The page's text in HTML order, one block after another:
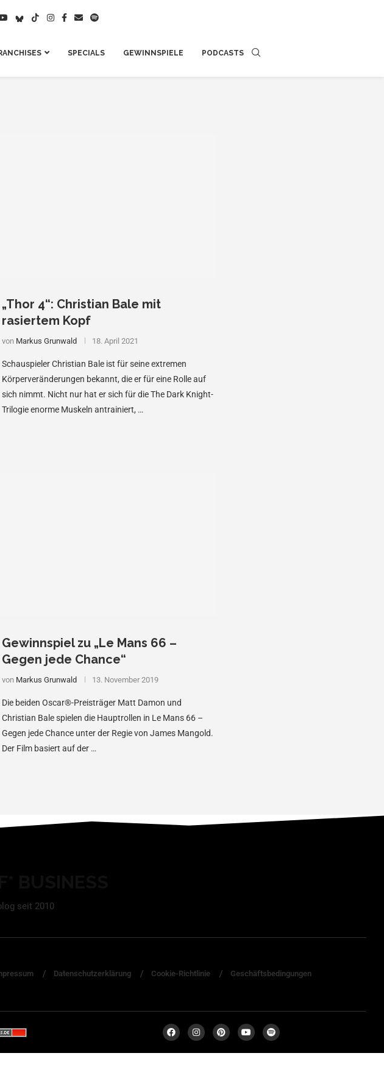
SPECIALS GEWINNSPIELE PODCASTS
„Thor 4“: Christian Bale mit
rasiertem Kopf
von Markus Grunwald 18. April 2021
Schauspieler Christian Bale ist für seine extremen
Körperveränderungen bekannt, die er für eine Rolle auf
sich nimmt. Nicht nur hat er sich für die The Dark Knight-
Trilogie enorme Muskeln antrainiert, …
Gewinnspiel zu „Le Mans 66 –
Gegen jede Chance“
von Markus Grunwald 13. November 2019
Die beiden Oscar®-Preisträger Matt Damon und
Christian Bale spielen die Hauptrollen in Le Mans 66 –
Gegen jede Chance unter der Regie von James Mangold.
Der Film basiert auf der …
seit 2010
Datenschutzerklärung Cookie-Richtlinie Geschäftsbedingungen